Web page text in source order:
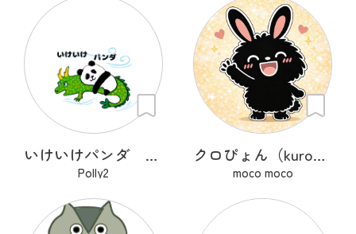
いけいけパンダ 遠足
Polly2
クロぴょん（kuropyon）
moco moco